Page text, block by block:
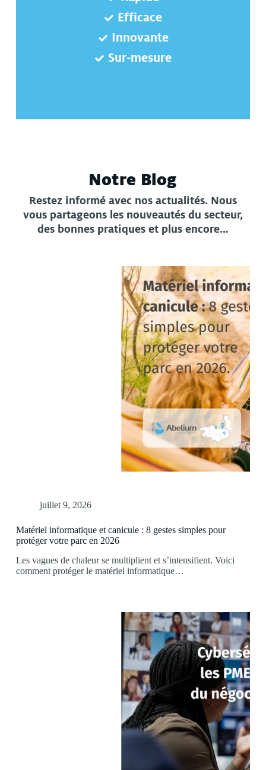
Efficace
Innovante
Sur-mesure
Notre Blog
Restez informé avec nos actualités. Nous
vous partageons les nouveautés du secteur,
des bonnes pratiques et plus encore…
juillet 9, 2026
Matériel informatique et canicule : 8 gestes simples pour
protéger votre parc en 2026
Les vagues de chaleur se multiplient et s’intensifient. Voici
comment protéger le matériel informatique…